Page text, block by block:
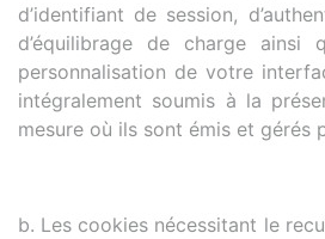
d’identifiant de session,
d’équilibrage de charge ainsi
personnalisation de votre
intégralement soumis à la
mesure où ils sont émis et gérés
b. Les cookies nécessitant le